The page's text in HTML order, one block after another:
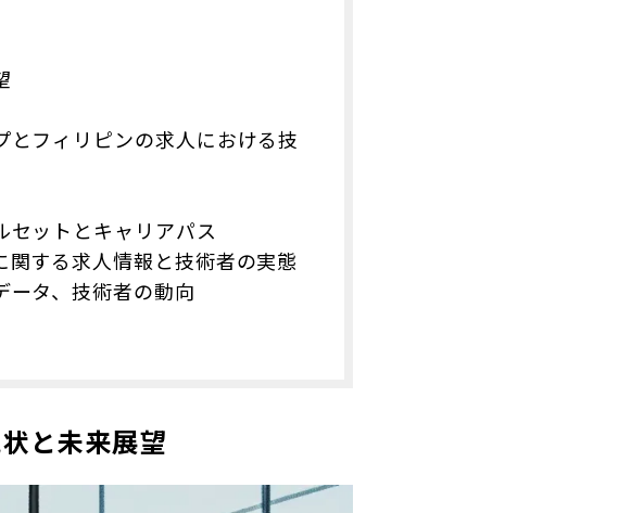
フィリピンの求人における技
セットとキャリアパス
する求人情報と技術者の実態
ータ、技術者の動向
と未来展望